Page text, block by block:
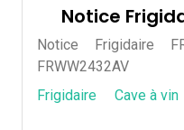
Notice
Notice Frigidaire
FRWW2432AV
Frigidaire
Cave à vin